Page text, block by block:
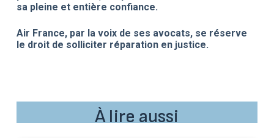
sa pleine et entière confiance.
Air France, par la voix de ses avocats, se réserve
le droit de solliciter réparation en justice.
À lire aussi